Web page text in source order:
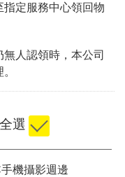
定服務中心領回物
人認領時，本公司
全選
機攝影週邊